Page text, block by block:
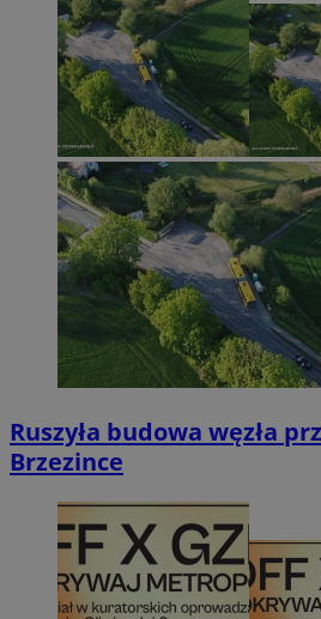
Ruszyła budowa węzła
Brzezince